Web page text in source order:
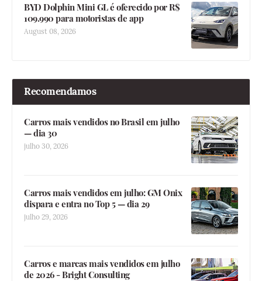
BYD Dolphin Mini GL é oferecido por R$
109.990 para motoristas de app
August 08, 2026
Recomendamos
Carros mais vendidos no Brasil em julho
— dia 30
julho 30, 2026
Carros mais vendidos em julho: GM Onix
dispara e entra no Top 5 — dia 29
julho 29, 2026
Carros e marcas mais vendidos em julho
de 2026 - Bright Consulting